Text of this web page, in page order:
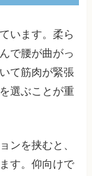
います。柔ら
で腰が曲がっ
て筋肉が緊張
選ぶことが重
ンを挟むと、
す。仰向けで